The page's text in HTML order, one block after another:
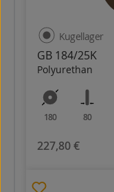
GB 184/25K
Polyurethan
Kugellager
180 80
227,80 €